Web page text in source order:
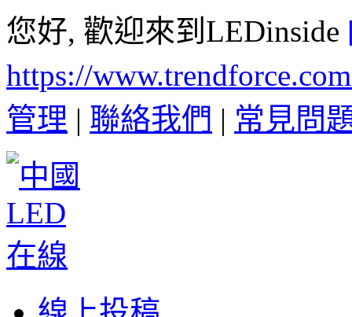
您好, 歡迎來到LEDinside
https://
管理 | 聯絡我們 | 常見問